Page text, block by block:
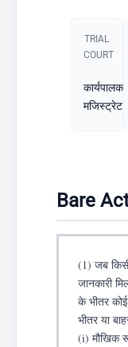
TRIAL
COURT
कार्यपालक
मजिस्ट्रेट
Bare
(1) जब
जानकारी
के भीतर
भीतर या
(i) मौखिक